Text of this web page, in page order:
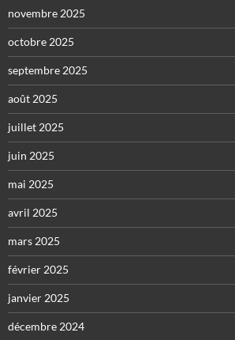
novembre 2025
octobre 2025
septembre 2025
août 2025
juillet 2025
juin 2025
mai 2025
avril 2025
mars 2025
février 2025
janvier 2025
décembre 2024